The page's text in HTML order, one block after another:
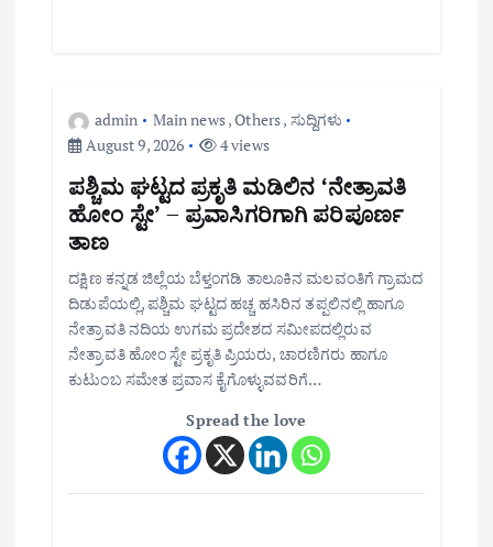
admin Main news,Others, ಸುದ್ದಿಗಳು
August 9, 2026
4 views
ಪಶ್ಚಿಮ ಘಟ್ಟದ ಪ್ರಕೃತಿ ಮಡಿಲಿನ ‘ನೇತ್ರಾವತಿ
ಹೋಂ ಸ್ಟೇ’ – ಪ್ರವಾಸಿಗರಿಗಾಗಿ ಪರಿಪೂರ್ಣ
ತಾಣ
ದಕ್ಷಿಣ ಕನ್ನಡ ಜಿಲ್ಲೆಯ ಬೆಳ್ತಂಗಡಿ ತಾಲೂಕಿನ ಮಲವಂತಿಗೆ ಗ್ರಾಮದ
ದಿಡುಪೆಯಲ್ಲಿ, ಪಶ್ಚಿಮ ಘಟ್ಟದ ಹಚ್ಚ ಹಸಿರಿನ ತಪ್ಪಲಿನಲ್ಲಿ ಹಾಗೂ
ನೇತ್ರಾವತಿ ನದಿಯ ಉಗಮ ಪ್ರದೇಶದ ಸಮೀಪದಲ್ಲಿರುವ
ನೇತ್ರಾವತಿ ಹೋಂ ಸ್ಟೇ ಪ್ರಕೃತಿ ಪ್ರಿಯರು, ಚಾರಣಿಗರು ಹಾಗೂ
ಕುಟುಂಬ ಸಮೇತ ಪ್ರವಾಸ ಕೈಗೊಳ್ಳುವವರಿಗೆ…
Spread the love